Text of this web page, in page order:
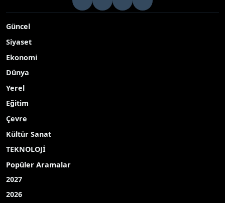
Güncel
Siyaset
Ekonomi
Dünya
Yerel
Eğitim
Çevre
Kültür Sanat
TEKNOLOJİ
Popüler Aramalar
2027
2026